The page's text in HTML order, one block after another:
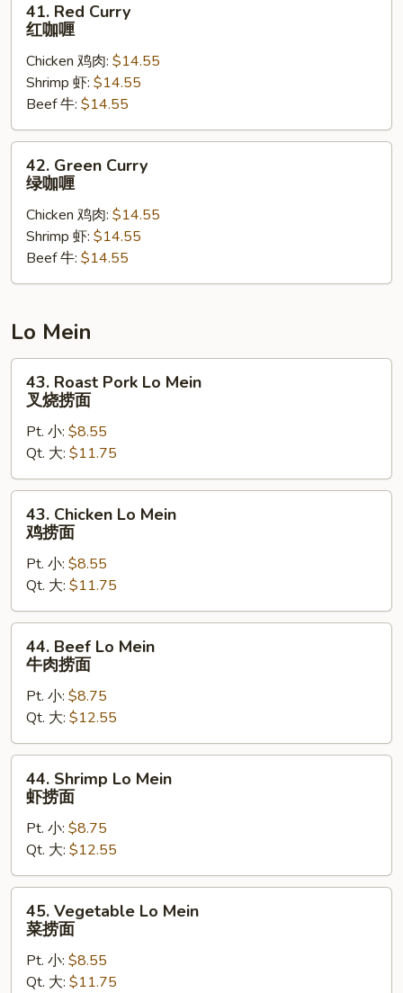
Red
Curry
41. Red Curry
红咖喱
Chicken 鸡肉: $14.55
Shrimp 虾: $14.55
Beef 牛: $14.55
Green
Curry
42. Green Curry
绿咖喱
Chicken 鸡肉: $14.55
Shrimp 虾: $14.55
Beef 牛: $14.55
Lo Mein
Roast
Pork
Mein
叉
烧
43. Roast Pork Lo Mein
叉烧捞面
Pt. 小: $8.55
Qt. 大: $11.75
Chicken
Lo
Mein
捞
面
43. Chicken Lo Mein
鸡捞面
Pt. 小: $8.55
Qt. 大: $11.75
Beef
Mein
肉
捞
44. Beef Lo Mein
牛肉捞面
Pt. 小: $8.75
Qt. 大: $12.55
Shrimp
Lo
Mein
捞
面
44. Shrimp Lo Mein
虾捞面
Pt. 小: $8.75
Qt. 大: $12.55
Vegetable
Lo
Mein
45. Vegetable Lo Mein
菜捞面
Pt. 小: $8.55
Qt. 大: $11.75